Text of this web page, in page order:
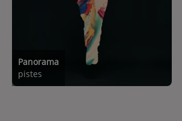
Panorama
pistes